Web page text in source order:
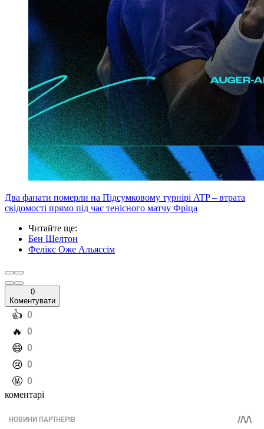
Два фанати померли на Підсумковому турнірі ATP – втрата
свідомості прямо під час тенісного матчу Фріца
Читайте ще:
Бен Шелтон
Фелікс Оже Альяссім
0
Коментувати
️👍 0
️🔥 0
️😄 0
️😢 0
️🤬 0
коментарі